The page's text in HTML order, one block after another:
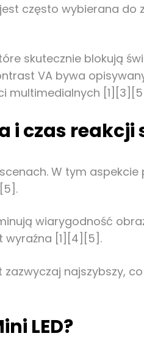
często wybierana
skutecznie blokują
VA bywa
multimedialnych
czas reakcji
W tym
wiarygodność
wyraźna [1][4][5].
najszybszy,
LED?